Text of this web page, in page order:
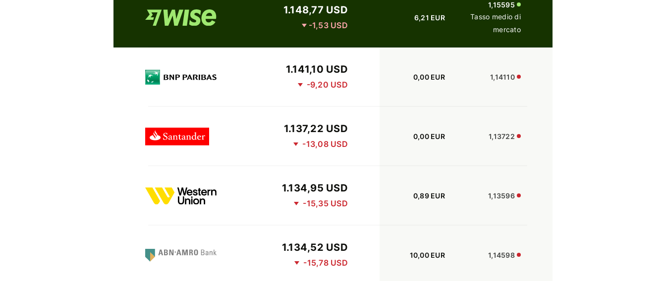
1.148,77 USD
-1,53 USD
6,21 EUR
1,15595
Tasso medio di
mercato
1.141,10 USD
-9,20 USD
0,00 EUR 1,14110
1.137,22 USD
-13,08 USD
0,00 EUR 1,13722
1.134,95 USD
-15,35 USD
0,89 EUR 1,13596
1.134,52 USD
-15,78 USD
10,00 EUR 1,14598